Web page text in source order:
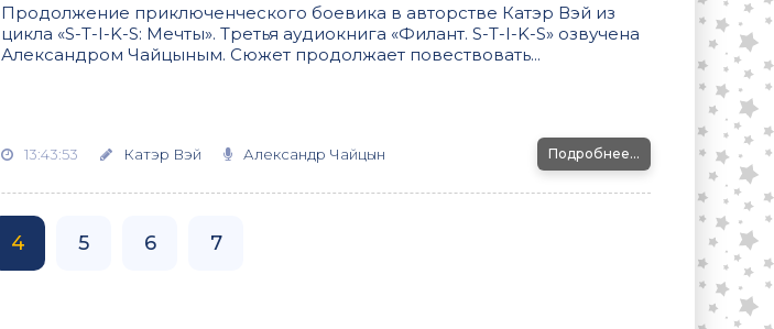
Продолжение приключенческого боевика в авторстве Катэр Вэй из
цикла «S-T-I-K-S: Мечты». Третья аудиокнига «Филант. S-T-I-K-S» озвучена
Александром Чайцыным. Сюжет продолжает повествовать...
13:43:53 Катэр Вэй Александр Чайцын Подробнее...
4 5 6 7